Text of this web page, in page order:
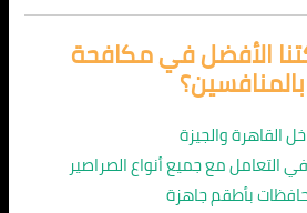
الأفضل في مكافحة
القاهرة والجيزة
بأطقم جاهزة